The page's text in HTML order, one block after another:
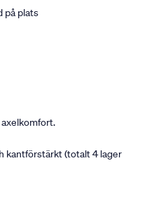
på plats
kantförstärkt (totalt 4 lager